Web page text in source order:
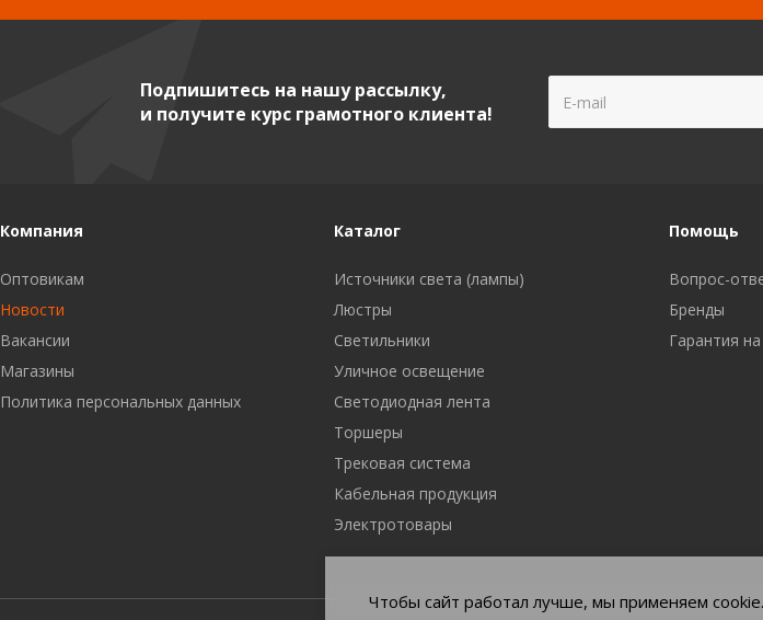
Подпишитесь на нашу рассылку,
и получите курс грамотного клиента!
Компания
Оптовикам
Новости
Вакансии
Магазины
Политика персональных данных
Каталог
Источники света (лампы)
Люстры
Светильники
Уличное освещение
Светодиодная лента
Торшеры
Трековая система
Кабельная продукция
Электротовары
Помощь
Вопрос-
Бренды
Гарантия
Чтобы сайт работал лучше, мы применяем